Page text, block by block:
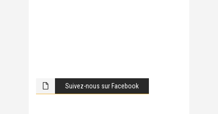
Suivez-nous sur Facebook